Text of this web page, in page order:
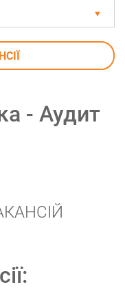
- Аудит